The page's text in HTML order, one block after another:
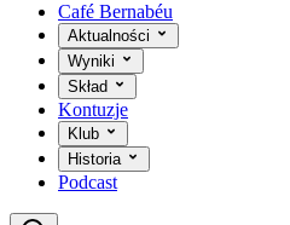
Café Bernabéu
Aktualności
Wyniki
Skład
Kontuzje
Klub
Historia
Podcast